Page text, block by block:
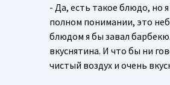
- Да, есть такое блюдо, но
полном понимании, это
блюдом я бы завал
вкуснятина. И что бы ни
чистый воздух и очень